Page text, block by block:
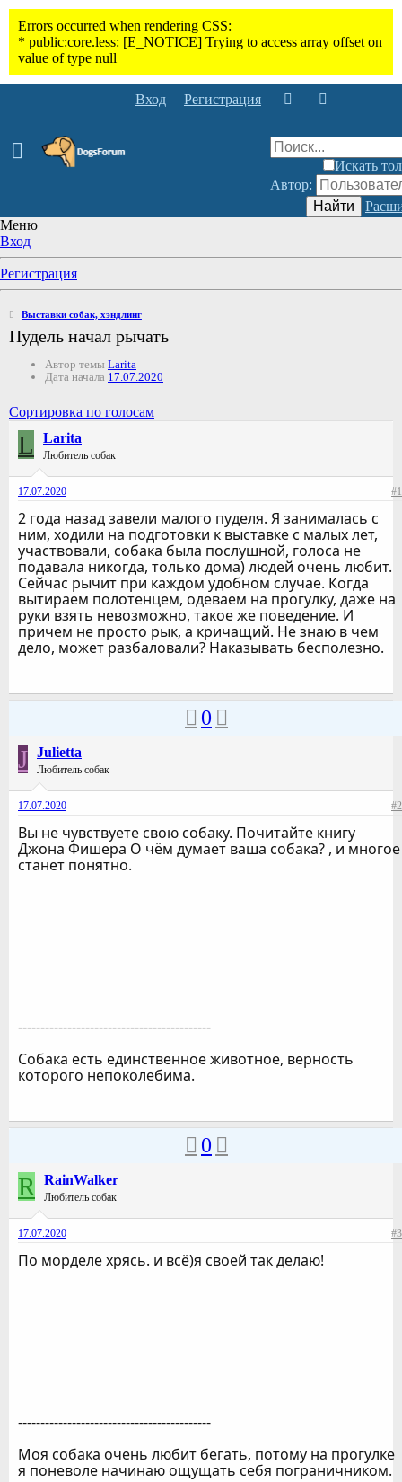
Вход Регистрация
Искать
Автор:
Найти
Меню
Вход
Регистрация
Выставки собак, хэндлинг
Пудель начал рычать
Автор темы Larita
Дата начала 17.07.2020
Сортировка по голосам
L Larita
Любитель собак
17.07.2020 #1
2 года назад завели малого пуделя. Я занималась с
ним, ходили на подготовки к выставке с малых лет,
участвовали, собака была послушной, голоса не
подавала никогда, только дома) людей очень любит.
Сейчас рычит при каждом удобном случае. Когда
вытираем полотенцем, одеваем на прогулку, даже на
руки взять невозможно, такое же поведение. И
причем не просто рык, а кричащий. Не знаю в чем
дело, может разбаловали? Наказывать бесполезно.
0
J Julietta
Любитель собак
17.07.2020 #2
Вы не чувствуете свою собаку. Почитайте книгу
Джона Фишера О чём думает ваша собака? , и многое
станет понятно.
-------------------------------------------
Собака есть единственное животное, верность
которого непоколебима.
0
R RainWalker
Любитель собак
17.07.2020 #3
По морделе хрясь. и всё)я своей так делаю!
-------------------------------------------
Моя собака очень любит бегать, потому на прогулке
я поневоле начинаю ощущать себя пограничником.